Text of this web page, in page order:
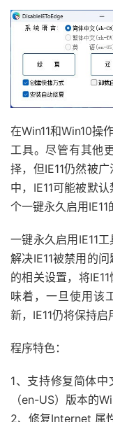
在Win11和Win10操
工具。尽管有其他
择，但IE11仍然被
中，IE11可能被默
个一键永久启用IE11
一键永久启用IE11
解决IE11被禁用的
的相关设置，将
味着，一旦使用该
新，IE11仍将保持启
程序特色：
1、支持修复简体
（en-US）版本的
2、修复Internet 属